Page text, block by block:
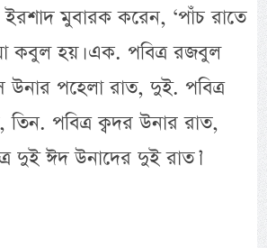
ইরশাদ মুবারক করেন, ‘পাঁচ রাতে
কবুল হয়। এক. পবিত্র রজবুল
উনার পহেলা রাত, দুই. পবিত্র
পবিত্র ক্বদর উনার রাত,
দুই ঈদ উনাদের দুই রাত।’